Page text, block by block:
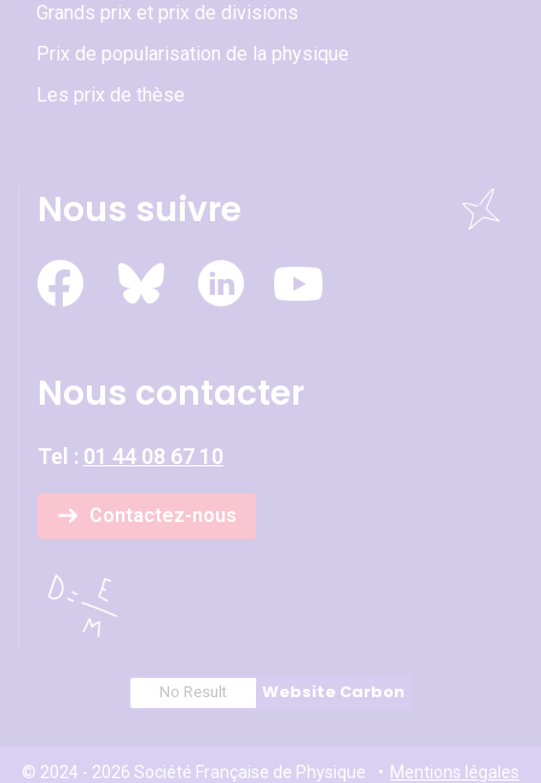
Grands prix et prix de divisions
Prix de popularisation de la physique
Les prix de thèse
Nous suivre
Nous contacter
Tel : 01 44 08 67 10
Contactez-nous
No Result Website Carbon
© 2024 - 2026 Société Française de Physique Mentions légales